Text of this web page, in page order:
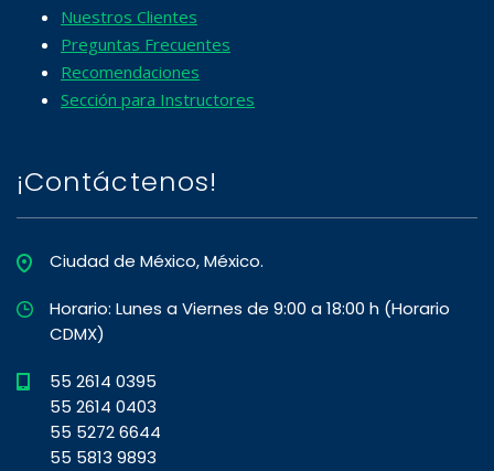
Nuestros Clientes
Preguntas Frecuentes
Recomendaciones
Sección para Instructores
¡Contáctenos!
Ciudad de México, México.
Horario: Lunes a Viernes de 9:00 a 18:00 h (Horario
CDMX)
55 2614 0395
55 2614 0403
55 5272 6644
55 5813 9893